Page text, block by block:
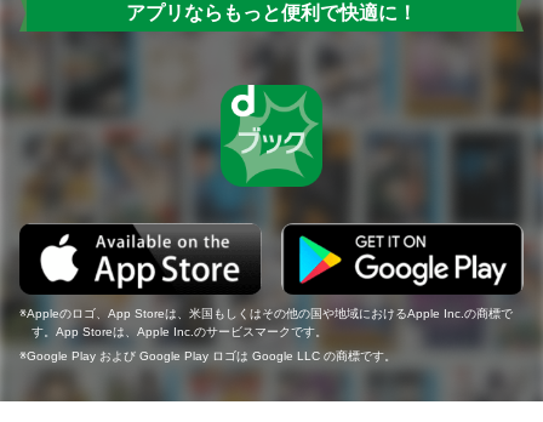
アプリならもっと便利で快適に！
Appleのロゴ、App Storeは、米国もしくはその他の国や地域におけるApple Inc.の商標で
す。App Storeは、Apple Inc.のサービスマークです。
Google Play および Google Play ロゴは Google LLC の商標です。